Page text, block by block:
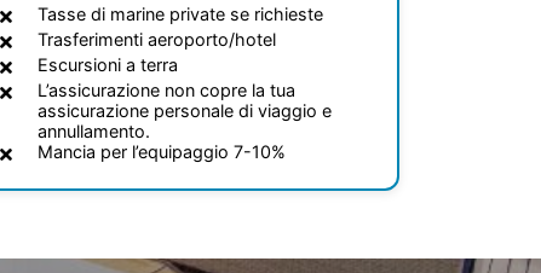
Tasse di marine private se richieste
Trasferimenti aeroporto/hotel
Escursioni a terra
L’assicurazione non copre la tua
assicurazione personale di viaggio e
annullamento.
Mancia per l’equipaggio 7-10%